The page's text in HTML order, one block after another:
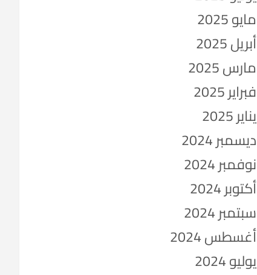
مايو 2025
أبريل 2025
مارس 2025
فبراير 2025
يناير 2025
ديسمبر 2024
نوفمبر 2024
أكتوبر 2024
سبتمبر 2024
أغسطس 2024
يوليو 2024